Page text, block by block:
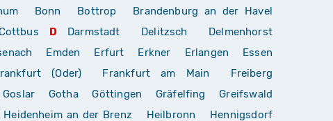
Bonn Bottrop
Brandenburg an der Havel
Cottbus D Darmstadt Delitzsch
Delmenhorst
Emden Erfurt Erkner Erlangen
Essen
(Oder) Frankfurt am Main
Freiberg
Goslar Gotha Göttingen Gräfelfing
Greifswald
Heidenheim an der Brenz Heilbronn
Hennigsdorf